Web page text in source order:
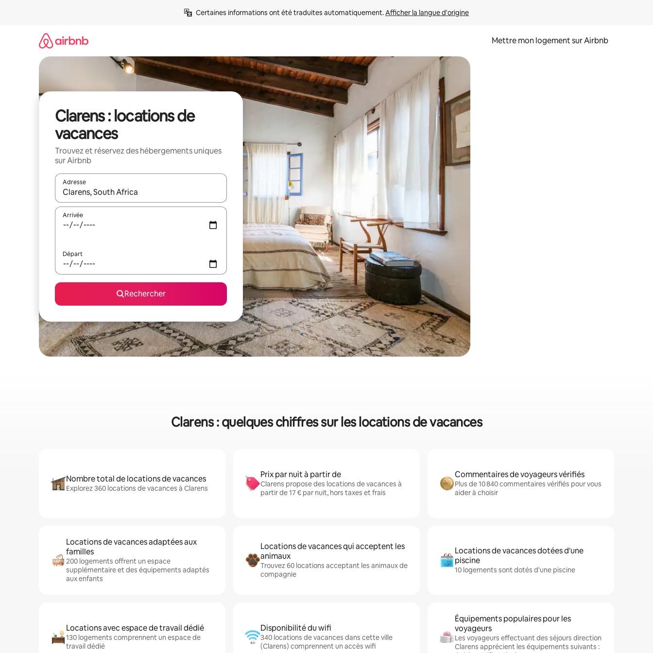
Certaines informations ont été traduites automatiquement. Afficher la langue d'origine
Mettre mon logement sur Airbnb
Clarens : locations de
vacances
Trouvez et réservez des hébergements uniques
sur Airbnb
Adresse
Lorsque les résultats s'affichent, utilisez les flèches vers le haut et vers le bas pour les parcourir ou en appuyant et en faisant glisser.
Arrivée
Départ
Rechercher
Clarens : quelques chiffres sur les locations de vacances
Nombre total de locations de vacances
Explorez 360 locations de vacances à Clarens
Prix par nuit à partir de
Clarens propose des locations de vacances à
partir de 17 € par nuit, hors taxes et frais
Commentaires de voyageurs vérifiés
Plus de 10 840 commentaires vérifiés pour vous
aider à choisir
Locations de vacances adaptées aux
familles
200 logements offrent un espace
supplémentaire et des équipements adaptés
aux enfants
Locations de vacances qui acceptent les
animaux
Trouvez 60 locations acceptant les animaux de
compagnie
Locations de vacances dotées d'une
piscine
10 logements sont dotés d'une piscine
Locations avec espace de travail dédié
130 logements comprennent un espace de
travail dédié
Disponibilité du wifi
340 locations de vacances dans cette ville
(Clarens) comprennent un accès wifi
Équipements populaires pour les
voyageurs
Les voyageurs effectuant des séjours direction
Clarens apprécient les équipements suivants :